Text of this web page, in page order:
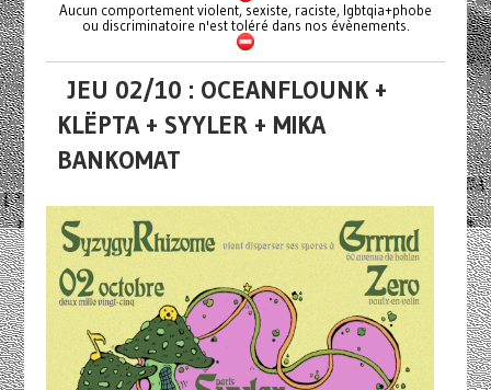
Aucun comportement violent, sexiste, raciste, lgbtqia+phobe
ou discriminatoire n'est toléré dans nos évènements.
JEU 02/10 : OCEANFLOUNK +
KLËPTA + SYYLER + MIKA
BANKOMAT